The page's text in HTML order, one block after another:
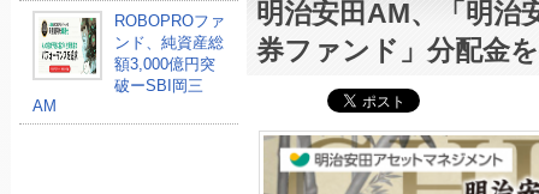
ROBOPROファ
ンド、純資産総
額3,000億円突
破ーSBI岡三
AM
明治安田AM、「明治
券ファンド」分配金